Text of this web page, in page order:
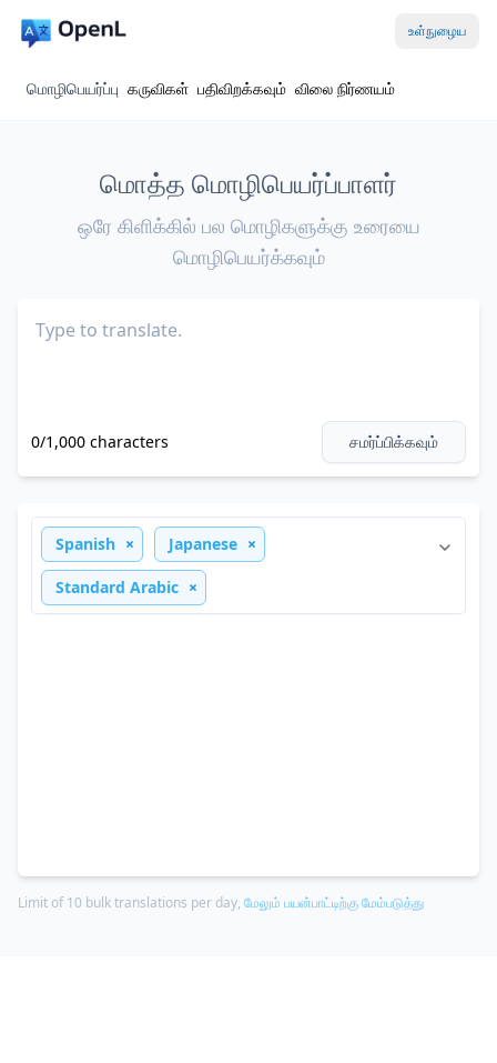
உள்நுழைய
மொழிபெயர்ப்பு கருவிகள் பதிவிறக்கவும் விலை நிர்ணயம்
மொத்த மொழிபெயர்ப்பாளர்
ஒரே கிளிக்கில் பல மொழிகளுக்கு உரையை
மொழிபெயர்க்கவும்
0/1,000 characters சமர்ப்பிக்கவும்
Spanish Japanese
Standard Arabic
Limit of 10 bulk translations per day, மேலும் பயன்பாட்டிற்கு மேம்படுத்து